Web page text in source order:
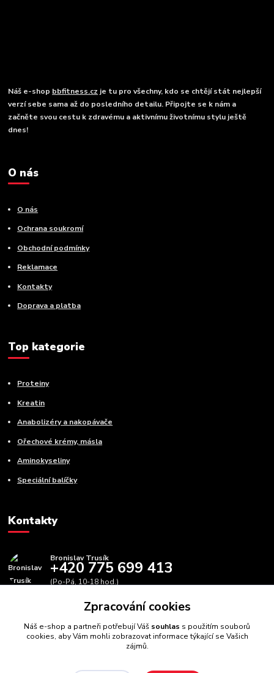
Náš e-shop bbfitness.cz je tu pro všechny, kdo se chtějí stát nejlepší
verzí sebe sama až do posledního detailu. Připojte se k nám a
začněte svou cestu k zdravému a aktivnímu životnímu stylu ještě
dnes!
O nás
O nás
Ochrana soukromí
Obchodní podmínky
Reklamace
Kontakty
Doprava a platba
Top kategorie
Proteiny
Kreatin
Anabolizéry a nakopávače
Ořechové krémy, másla
Aminokyseliny
Speciální balíčky
Kontakty
Bronislav Trusík
+420 775 699 413
(Po-Pá, 10-18 hod.)
info@bbfitness.czZpracování cookies
Náš e-shop a partneři potřebují Váš souhlas s použitím souborů
cookies, aby Vám mohli zobrazovat informace týkající se Vašich
zájmů.